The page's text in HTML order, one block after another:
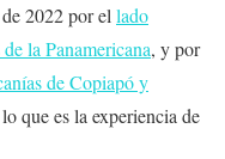
2022 por el lado
la Panamericana, y por
de Copiapó y
que es la experiencia de